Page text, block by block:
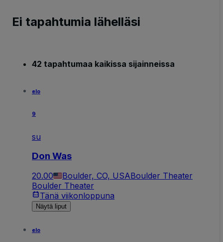
Ei tapahtumia lähelläsi
42 tapahtumaa kaikissa sijainneissa
elo
9
su
Don Was
20.00 Boulder, CO, USABoulder Theater
Boulder Theater
Tänä viikonloppuna
Näytä liput
elo